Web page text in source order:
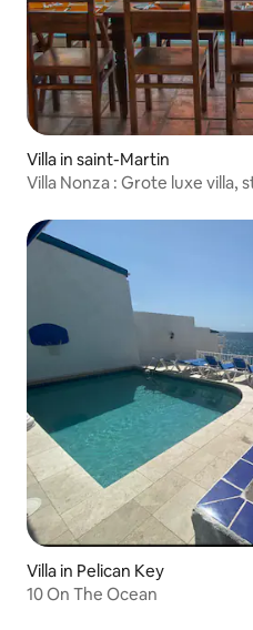
Villa in saint-Martin
Villa Nonza : Grote luxe villa,
Villa in Pelican Key
10 On The Ocean